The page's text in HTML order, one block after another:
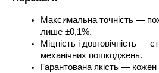
Максимальна точність —
лише ±0,1%.
Міцність і довговічність —
механічних пошкоджень.
Гарантована якість —